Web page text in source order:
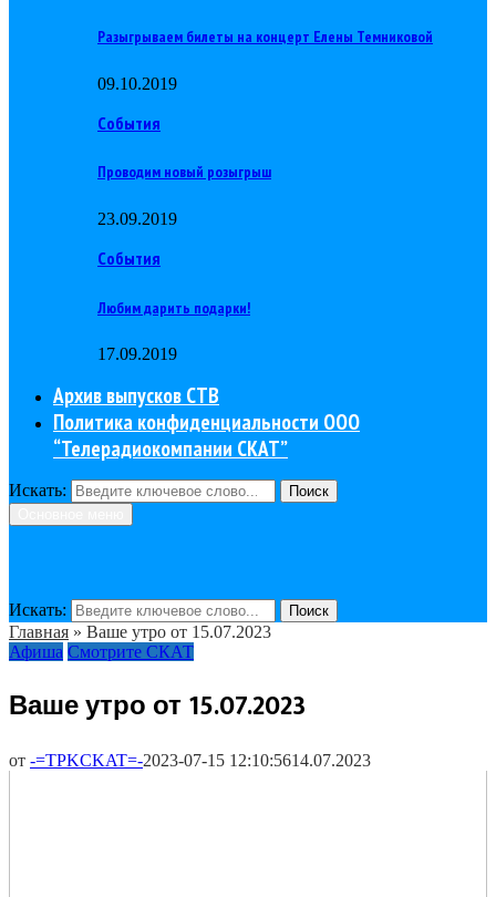
Разыгрываем билеты на концерт Елены Темниковой
09.10.2019
События
Проводим новый розыгрыш
23.09.2019
События
Любим дарить подарки!
17.09.2019
Архив выпусков СТВ
Политика конфиденциальности ООО
“Телерадиокомпании СКАТ”
Искать:
Поиск
Искать: Поиск
Главная » Ваше утро от 15.07.2023
Афиша Смотрите СКАТ
Ваше утро от 15.07.2023
от -=TPKCKAT=-2023-07-15 12:10:5614.07.2023